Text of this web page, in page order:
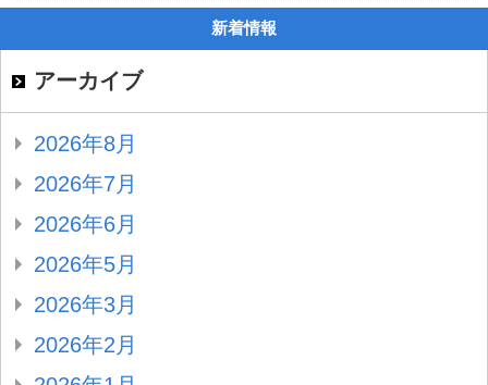
新着情報
アーカイブ
2026年8月
2026年7月
2026年6月
2026年5月
2026年3月
2026年2月